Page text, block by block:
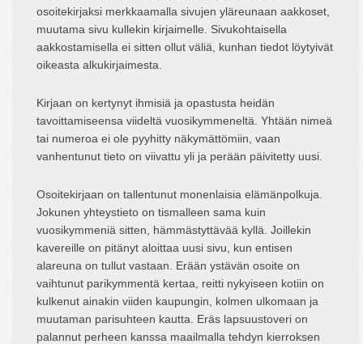
osoitekirjaksi merkkaamalla sivujen yläreunaan aakkoset,
muutama sivu kullekin kirjaimelle. Sivukohtaisella
aakkostamisella ei sitten ollut väliä, kunhan tiedot löytyivät
oikeasta alkukirjaimesta.
Kirjaan on kertynyt ihmisiä ja opastusta heidän
tavoittamiseensa viideltä vuosikymmeneltä. Yhtään nimeä
tai numeroa ei ole pyyhitty näkymättömiin, vaan
vanhentunut tieto on viivattu yli ja perään päivitetty uusi.
Osoitekirjaan on tallentunut monenlaisia elämänpolkuja.
Jokunen yhteystieto on tismalleen sama kuin
vuosikymmeniä sitten, hämmästyttävää kyllä. Joillekin
kavereille on pitänyt aloittaa uusi sivu, kun entisen
alareuna on tullut vastaan. Erään ystävän osoite on
vaihtunut parikymmentä kertaa, reitti nykyiseen kotiin on
kulkenut ainakin viiden kaupungin, kolmen ulkomaan ja
muutaman parisuhteen kautta. Eräs lapsuustoveri on
palannut perheen kanssa maailmalla tehdyn kierroksen